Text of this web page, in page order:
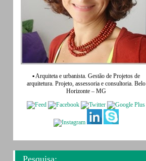
▪ Arquiteta e urbanista. Gestão de Projetos de
arquitetura. Projeto, assessoria e consultoria. Belo
Horizonte – MG
Pesquisa: